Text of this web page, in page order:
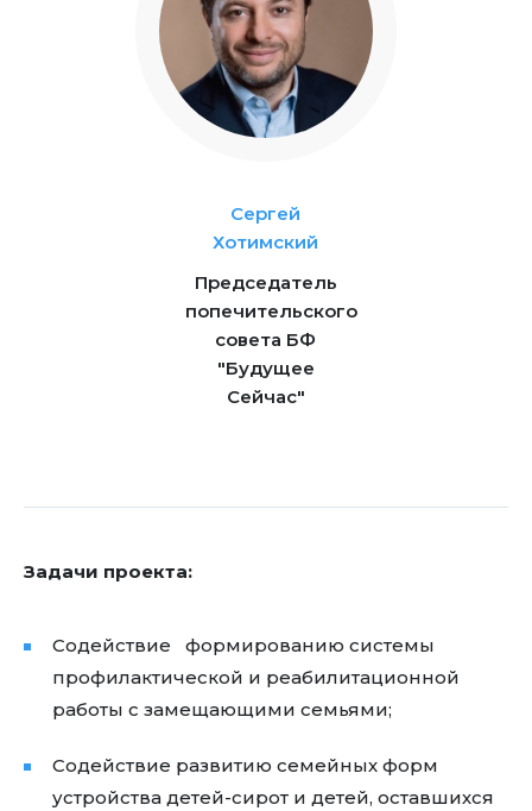
Сергей
Хотимский
Председатель
попечительского
совета БФ
"Будущее
Сейчас"
Задачи проекта:
Содействие формированию системы
профилактической и реабилитационной
работы с замещающими семьями;
Содействие развитию семейных форм
устройства детей-сирот и детей, оставшихся